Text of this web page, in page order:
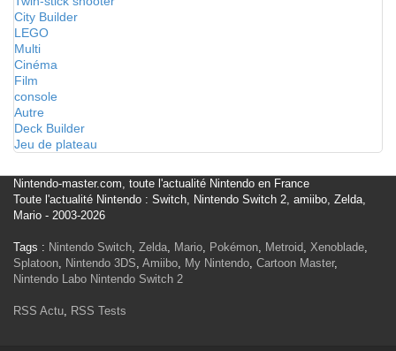
City Builder
LEGO
Multi
Cinéma
Film
console
Autre
Deck Builder
Jeu de plateau
Nintendo-master.com, toute l'actualité Nintendo en France
Toute l'actualité Nintendo : Switch, Nintendo Switch 2, amiibo, Zelda,
Mario - 2003-2026
Tags : Nintendo Switch, Zelda, Mario, Pokémon, Metroid, Xenoblade,
Splatoon, Nintendo 3DS, Amiibo, My Nintendo, Cartoon Master,
Nintendo Labo Nintendo Switch 2
RSS Actu, RSS Tests